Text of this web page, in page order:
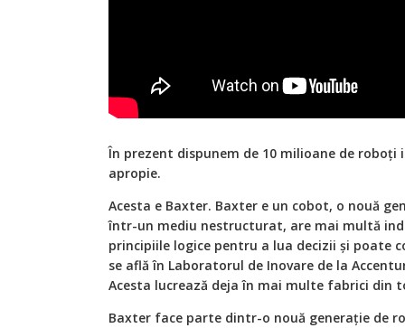
În prezent dispunem de 10 milioane de roboţi
apropie.
Acesta e Baxter. Baxter e un cobot, o nouă
într-un mediu nestructurat, are mai multă
principiile logice pentru a lua decizii şi poate
se află în Laboratorul de Inovare de la
Acesta lucrează deja în mai multe fabrici din
Baxter face parte dintr-o nouă generaţie de